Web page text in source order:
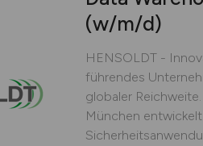
(w/m/d)
HENSOLDT -
führendes
globaler
München